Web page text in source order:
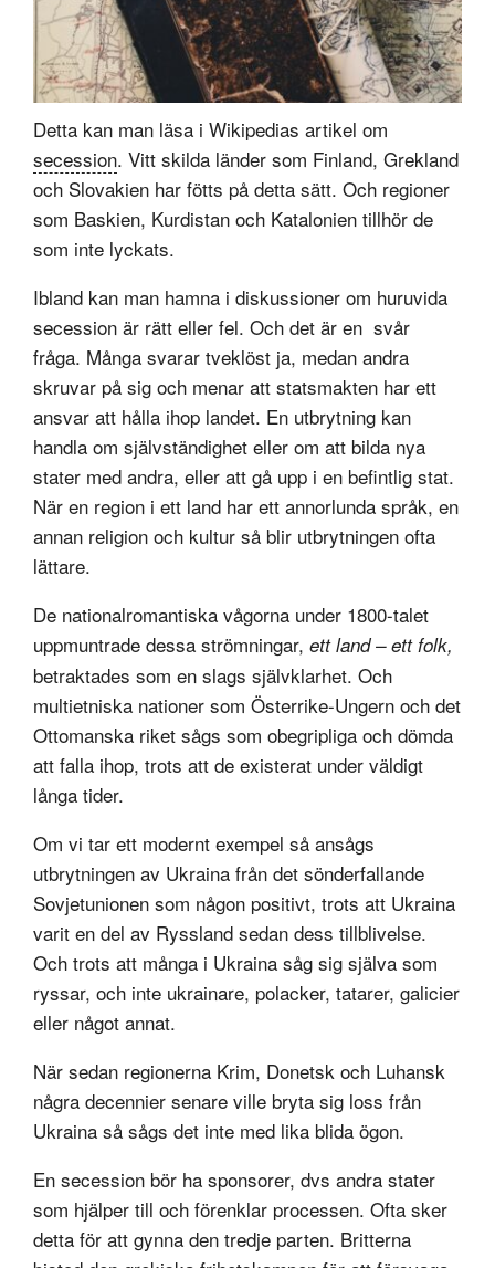
Detta kan man läsa i Wikipedias artikel om
secession. Vitt skilda länder som Finland, Grekland
och Slovakien har fötts på detta sätt. Och regioner
som Baskien, Kurdistan och Katalonien tillhör de
som inte lyckats.
Ibland kan man hamna i diskussioner om huruvida
secession är rätt eller fel. Och det är en svår
fråga. Många svarar tveklöst ja, medan andra
skruvar på sig och menar att statsmakten har ett
ansvar att hålla ihop landet. En utbrytning kan
handla om självständighet eller om att bilda nya
stater med andra, eller att gå upp i en befintlig stat.
När en region i ett land har ett annorlunda språk, en
annan religion och kultur så blir utbrytningen ofta
lättare.
De nationalromantiska vågorna under 1800-talet
uppmuntrade dessa strömningar, ett land – ett folk,
betraktades som en slags självklarhet. Och
multietniska nationer som Österrike-Ungern och det
Ottomanska riket sågs som obegripliga och dömda
att falla ihop, trots att de existerat under väldigt
långa tider.
Om vi tar ett modernt exempel så ansågs
utbrytningen av Ukraina från det sönderfallande
Sovjetunionen som någon positivt, trots att Ukraina
varit en del av Ryssland sedan dess tillblivelse.
Och trots att många i Ukraina såg sig själva som
ryssar, och inte ukrainare, polacker, tatarer, galicier
eller något annat.
När sedan regionerna Krim, Donetsk och Luhansk
några decennier senare ville bryta sig loss från
Ukraina så sågs det inte med lika blida ögon.
En secession bör ha sponsorer, dvs andra stater
som hjälper till och förenklar processen. Ofta sker
detta för att gynna den tredje parten. Britterna